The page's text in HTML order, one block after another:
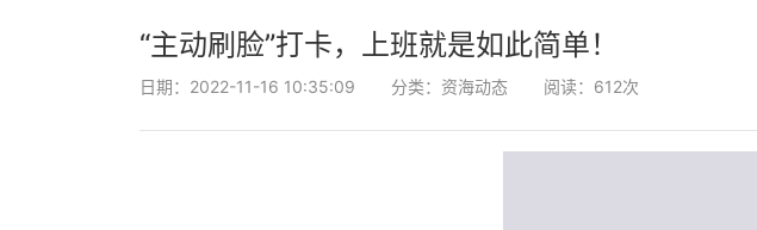
“主动刷脸”打卡，上班就是如此简单！
日期：2022-11-16 10:35:09 分类：资海动态 阅读： 612次